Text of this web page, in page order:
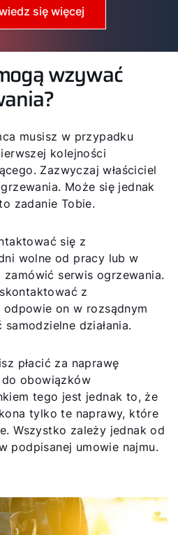
się więcej
wzywać
musisz w przypadku
kolejności
Zazwyczaj właściciel
Może się jednak
zadanie Tobie.
się z
wolne od pracy lub w
zamówić serwis ogrzewania.
z
on w rozsądnym
działania.
płacić za naprawę
obowiązków
tego jest jednak to, że
tylko te naprawy, które
Wszystko zależy jednak od
podpisanej umowie najmu.